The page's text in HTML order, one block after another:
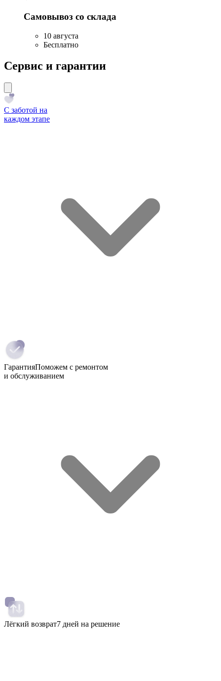
Самовывоз со склада
10 августа
Бесплатно
Сервис и гарантии
С заботой на
каждом этапе
ГарантияПоможем с ремонтом
и обслуживанием
Лёгкий возврат7 дней на решение